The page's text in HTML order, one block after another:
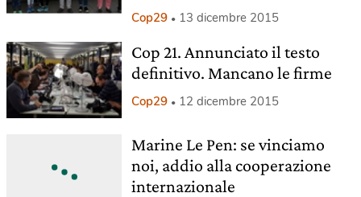
Cop29 13 dicembre 2015
Cop 21. Annunciato il testo
definitivo. Mancano le firme
Cop29 12 dicembre 2015
Marine Le Pen: se vinciamo
noi, addio alla cooperazione
internazionale